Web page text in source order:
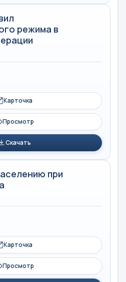
режима в
Карточка
Просмотр
Скачать
при
Карточка
Просмотр